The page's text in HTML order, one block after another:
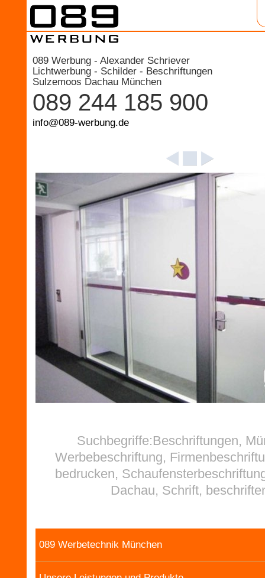
089 Werbung - Alexander Schriever
Lichtwerbung - Schilder - Beschriftungen
Sulzemoos Dachau München
089 244 185 900
info@089-werbung.de
Suchbegriffe:Beschriftungen,
Werbebeschriftung,
bedrucken,
Dachau, Schrift,
089 Werbetechnik München